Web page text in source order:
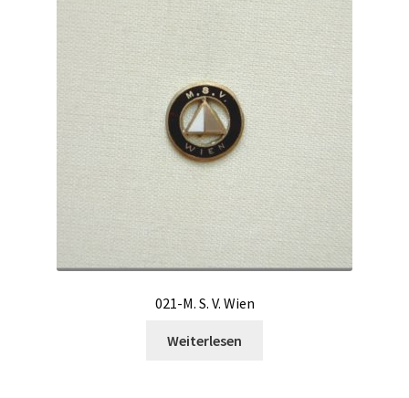
021-M. S. V. Wien
Weiterlesen